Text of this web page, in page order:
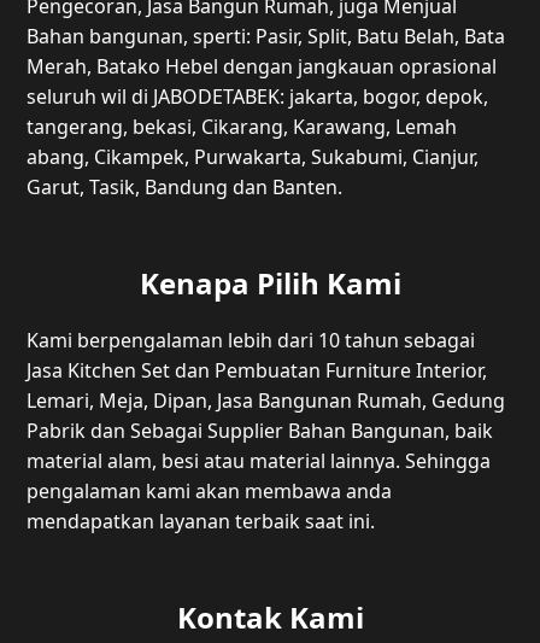
Pengecoran, Jasa Bangun Rumah, juga Menjual
Bahan bangunan, sperti: Pasir, Split, Batu Belah, Bata
Merah, Batako Hebel dengan jangkauan oprasional
seluruh wil di JABODETABEK: jakarta, bogor, depok,
tangerang, bekasi, Cikarang, Karawang, Lemah
abang, Cikampek, Purwakarta, Sukabumi, Cianjur,
Garut, Tasik, Bandung dan Banten.
Kenapa Pilih Kami
Kami berpengalaman lebih dari 10 tahun sebagai
Jasa Kitchen Set dan Pembuatan Furniture Interior,
Lemari, Meja, Dipan, Jasa Bangunan Rumah, Gedung
Pabrik dan Sebagai Supplier Bahan Bangunan, baik
material alam, besi atau material lainnya. Sehingga
pengalaman kami akan membawa anda
mendapatkan layanan terbaik saat ini.
Kontak Kami